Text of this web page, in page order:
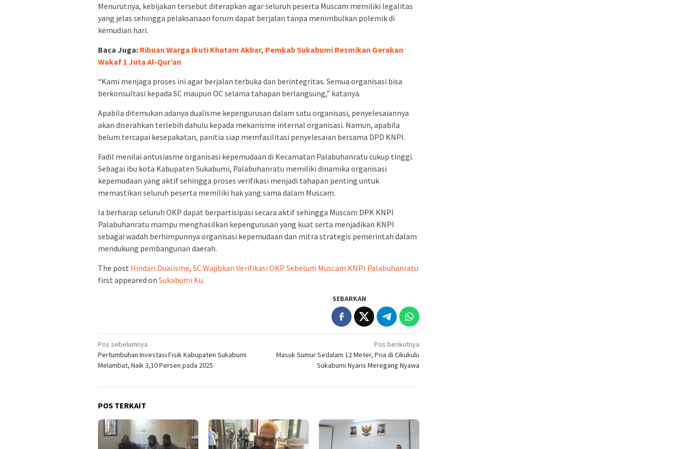
Menurutnya, kebijakan tersebut diterapkan agar seluruh peserta Muscam memiliki legalitas
yang jelas sehingga pelaksanaan forum dapat berjalan tanpa menimbulkan polemik di
kemudian hari.
Baca Juga: Ribuan Warga Ikuti Khatam Akbar, Pemkab Sukabumi Resmikan Gerakan
Wakaf 1 Juta Al-Qur’an
“Kami menjaga proses ini agar berjalan terbuka dan berintegritas. Semua organisasi bisa
berkonsultasi kepada SC maupun OC selama tahapan berlangsung,” katanya.
Apabila ditemukan adanya dualisme kepengurusan dalam satu organisasi, penyelesaiannya
akan diserahkan terlebih dahulu kepada mekanisme internal organisasi. Namun, apabila
belum tercapai kesepakatan, panitia siap memfasilitasi penyelesaian bersama DPD KNPI.
Fadil menilai antusiasme organisasi kepemudaan di Kecamatan Palabuhanratu cukup tinggi.
Sebagai ibu kota Kabupaten Sukabumi, Palabuhanratu memiliki dinamika organisasi
kepemudaan yang aktif sehingga proses verifikasi menjadi tahapan penting untuk
memastikan seluruh peserta memiliki hak yang sama dalam Muscam.
Ia berharap seluruh OKP dapat berpartisipasi secara aktif sehingga Muscam DPK KNPI
Palabuhanratu mampu menghasilkan kepengurusan yang kuat serta menjadikan KNPI
sebagai wadah berhimpunnya organisasi kepemudaan dan mitra strategis pemerintah dalam
mendukung pembangunan daerah.
The post Hindari Dualisme, SC Wajibkan Verifikasi OKP Sebelum Muscam KNPI Palabuhanratu
first appeared on Sukabumi Ku.
SEBARKAN
Navigasi
pos
Pos sebelumnya
Pertumbuhan Investasi Fisik Kabupaten Sukabumi
Melambat, Naik 3,10 Persen pada 2025
Pos berikutnya
Masuk Sumur Sedalam 12 Meter, Pria di Cikukulu
Sukabumi Nyaris Meregang Nyawa
POS TERKAIT